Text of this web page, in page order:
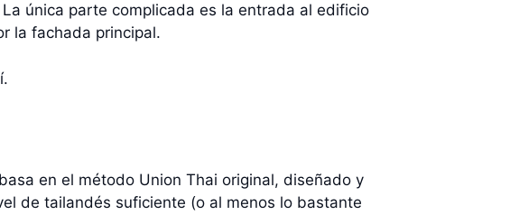
La única parte complicada es la entrada al edificio
la fachada principal.
en el método Union Thai original, diseñado y
de tailandés suficiente (o al menos lo bastante